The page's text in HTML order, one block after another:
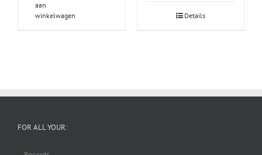
aan
winkelwagen
Details
FOR ALL YOUR: